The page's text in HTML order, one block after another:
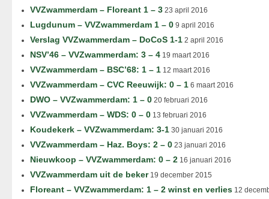
VVZwammerdam – Floreant 1 – 3 23 april 2016
Lugdunum – VVZwammerdam 1 – 0 9 april 2016
Verslag VVZwammerdam – DoCoS 1-1 2 april 2016
NSV’46 – VVZwammerdam: 3 – 4 19 maart 2016
VVZwammerdam – BSC’68: 1 – 1 12 maart 2016
VVZwammerdam – CVC Reeuwijk: 0 – 1 6 maart 2016
DWO – VVZwammerdam: 1 – 0 20 februari 2016
VVZwammerdam – WDS: 0 – 0 13 februari 2016
Koudekerk – VVZwammerdam: 3-1 30 januari 2016
VVZwammerdam – Haz. Boys: 2 – 0 23 januari 2016
Nieuwkoop – VVZwammerdam: 0 – 2 16 januari 2016
VVZwammerdam uit de beker19 december 2015
Floreant – VVZwammerdam: 1 – 2 winst en verlies 12